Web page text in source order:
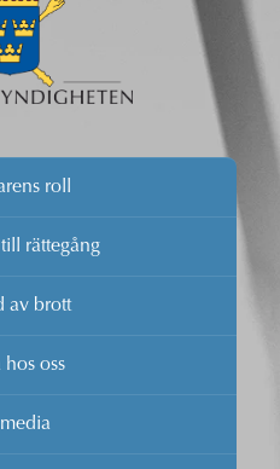
roll
rättegång
av brott
hos oss
media